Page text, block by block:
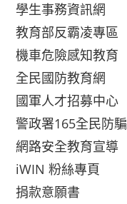
學生事務資訊網
教育部反霸凌專區
機車危險感知教育
全民國防教育網
國軍人才招募中心
警政署165全民防騙
網路安全教育宣導
iWIN 粉絲專頁
捐款意願書